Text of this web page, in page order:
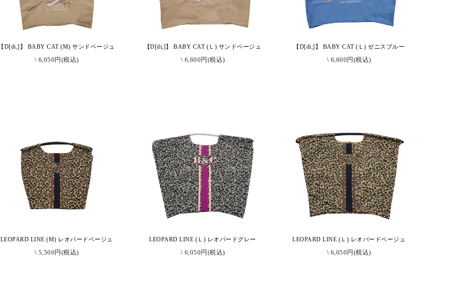
【D[di;]】 BABY CAT (M) サンドベージュ
\ 6,050円(税込)
【D[di;]】 BABY CAT (Ｌ) サンドベージュ
\ 6,600円(税込)
【D[di;]】 BABY CAT (Ｌ) ゼニスブルー
\ 6,600円(税込)
LEOPARD LINE (M) レオパードベージュ
\ 5,500円(税込)
LEOPARD LINE (Ｌ) レオパードグレー
\ 6,050円(税込)
LEOPARD LINE (Ｌ) レオパードベージュ
\ 6,050円(税込)